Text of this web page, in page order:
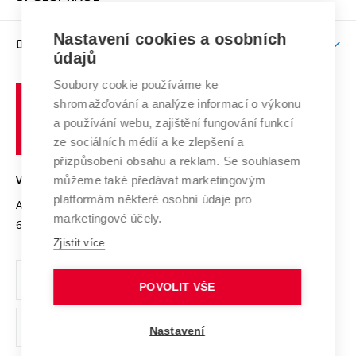
E-přihláška
Závěrečné práce
Doktorské studium
Studium bez bariér
Podpora podnikání
Mezinárodní vědecká rada
Systém zajišťování kvality výzkumu
Výzkumné infrastruktury
Transfer znalostí
Open Science
Projekty
Projekty ze strukturálních fondů
Specifický výzkum
Firemní spolupráce
Zahraniční spolupráce
Spolupráce se školami
Mezinárodní dohody
Univerzitní sítě
O UNIVERZITĚ
Profil univerzity
Udržitelná univerzita
Podnikavá univerzita / ContriBUTe
Bezpečná univerzita
Vyznamenání
Organizační struktura
Ochrana osobních údajů
odkaz)
učení
technické
Brně
VYSOKÉ UČENÍ TECHNICKÉ V BRNĚ
Antonínská 548/1
602 00 Brno
www.vut.cz
vut@vutbr.cz
Nastavení cookies a osobních
údajů
Soubory cookie používáme ke
shromažďování a analýze informací o výkonu
a používání webu, zajištění fungování funkcí
ze sociálních médií a ke zlepšení a
přizpůsobení obsahu a reklam. Se souhlasem
můžeme také předávat marketingovým
platformám některé osobní údaje pro
marketingové účely.
Zjistit více
POVOLIT VŠE
Nastavení